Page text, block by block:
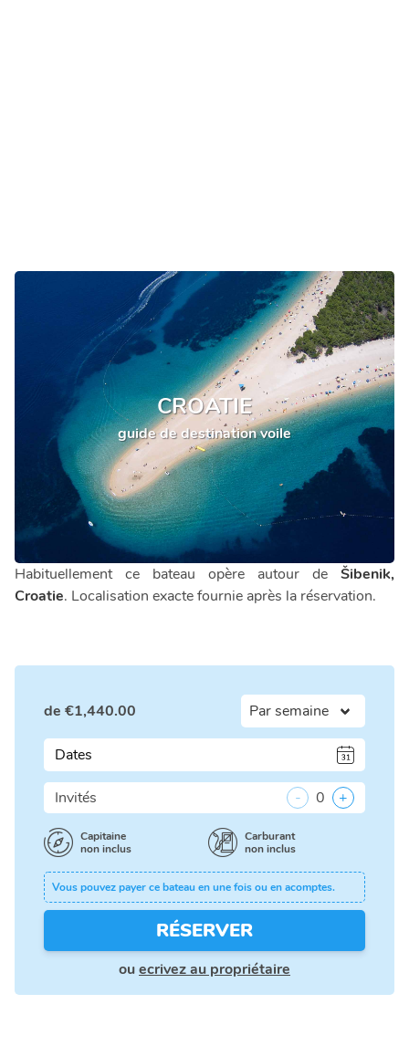
CROATIE
guide de destination voile
Habituellement ce bateau opère autour de Šibenik,
Croatie. Localisation exacte fournie après la réservation.
de €1,440.00
Dates
Invités - 0 +
Capitaine
non inclus
Carburant
non inclus
Vous pouvez payer ce bateau en une fois ou en acomptes.
RÉSERVER
ouecrivez au propriétaire